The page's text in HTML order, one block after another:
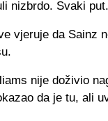
nizbrdo. Svaki
vjeruje da Sainz
nije doživio
da je tu, ali